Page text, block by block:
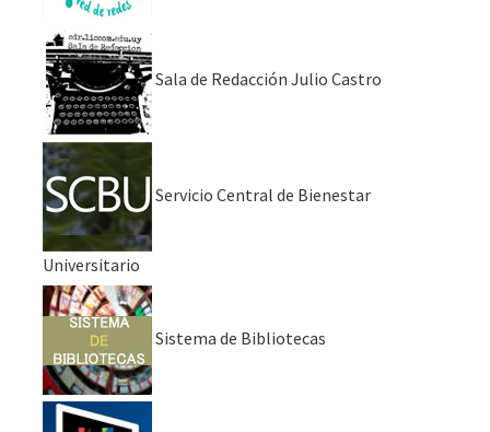
Sala de Redacción Julio Castro
Servicio Central de Bienestar
Universitario
Sistema de Bibliotecas